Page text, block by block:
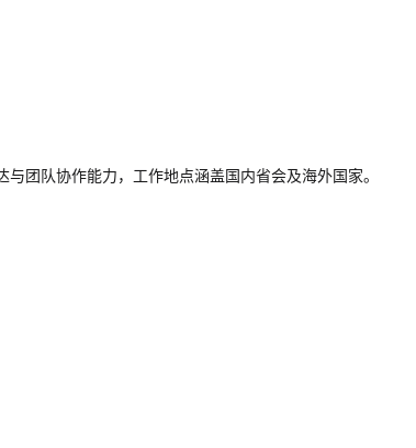
团队协作能力，工作地点涵盖国内省会及海外国家。